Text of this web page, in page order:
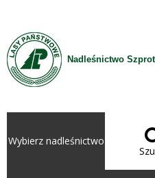
Nadleśnictwo
Wybierz nadleśnictwo